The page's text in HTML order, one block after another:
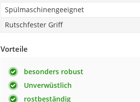
Spülmaschinengeeignet
Rutschfester Griff
Vorteile
besonders robust
Unverwüstlich
rostbeständig